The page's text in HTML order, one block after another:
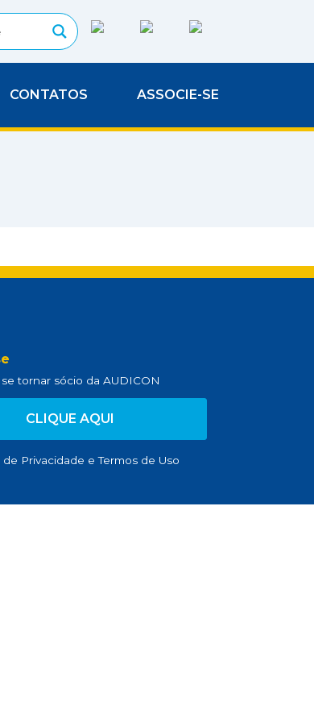
CONTATOS ASSOCIE-SE
tornar sócio da AUDICON
CLIQUE AQUI
de Privacidade eTermos de Uso